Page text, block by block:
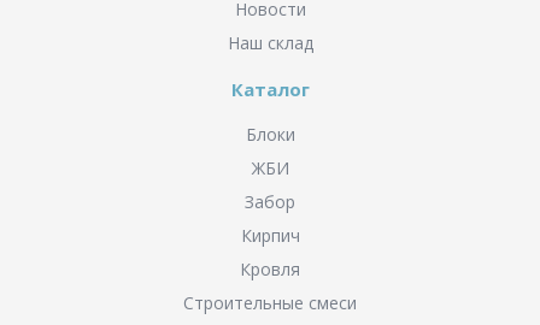
Новости
Наш склад
Каталог
Блоки
ЖБИ
Забор
Кирпич
Кровля
Строительные смеси